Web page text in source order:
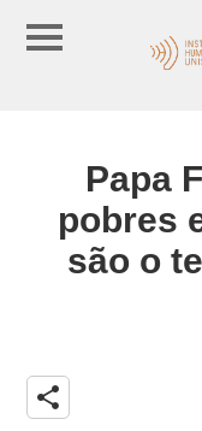
Papa
pobres
são o
share